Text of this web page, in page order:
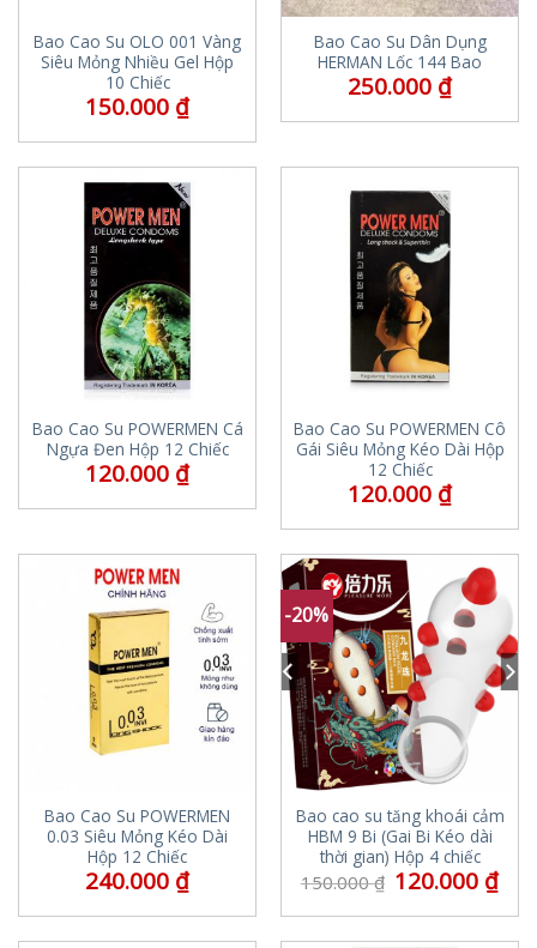
Bao Cao Su OLO 001 Vàng
Siêu Mỏng Nhiều Gel Hộp
10 Chiếc
150.000 ₫
Bao Cao Su Dân Dụng
HERMAN Lốc 144 Bao
250.000 ₫
Bao Cao Su POWERMEN Cá
Ngựa Đen Hộp 12 Chiếc
120.000 ₫
Bao Cao Su POWERMEN Cô
Gái Siêu Mỏng Kéo Dài Hộp
12 Chiếc
120.000 ₫
Bao Cao Su POWERMEN
0.03 Siêu Mỏng Kéo Dài
Hộp 12 Chiếc
240.000 ₫
-20%
Bao cao su tăng khoái cảm
HBM 9 Bi (Gai Bi Kéo dài
thời gian) Hộp 4 chiếc
150.000₫ 120.000 ₫